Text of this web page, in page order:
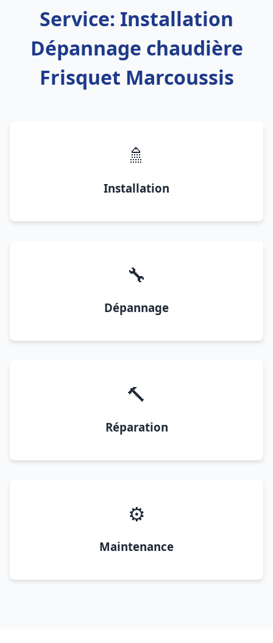
Service: Installation
Dépannage chaudière
Frisquet Marcoussis
🚿
Installation
🔧
Dépannage
🔨
Réparation
⚙️
Maintenance